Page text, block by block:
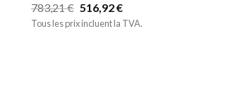
783,21€ 516,92€
Tous les prix incluent la TVA.